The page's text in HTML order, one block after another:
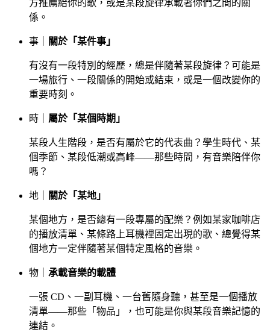
方推薦給你的歌，或是某段旋律承載著你們之間的關
係。
事｜ 關於「某件事」
有沒有一段特別的經歷，總是伴隨著某段旋律？可能是
一場旅行、一段關係的開始或結束，或是一個改變你的
重要時刻。
時｜ 屬於「某個時期」
某段人生階段，是否有屬於它的代表曲？學生時代、某
個季節、某段低潮或高峰——那些時間，有音樂陪伴你
嗎？
地｜ 關於「某地」
某個地方，是否總有一段專屬的配樂？例如某家咖啡店
的播放清單、某條路上耳機裡固定出現的歌、總覺得某
個地方一定伴隨著某個特定風格的音樂。
物｜ 承載音樂的載體
一張 CD、一副耳機、一台舊隨身聽，甚至是一個播放
清單——那些「物品」，也可能是你與某段音樂記憶的
連結。